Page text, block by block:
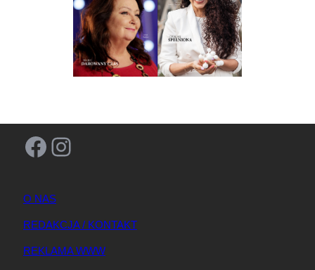
Facebook Instagram
O NAS
REDAKCJA / KONTAKT
REKLAMA WWW